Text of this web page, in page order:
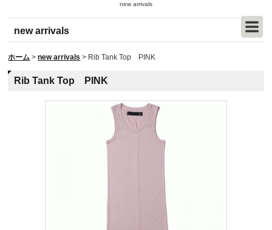
new arrivals
new arrivals
ホーム > new arrivals > Rib Tank Top PINK
Rib Tank Top PINK